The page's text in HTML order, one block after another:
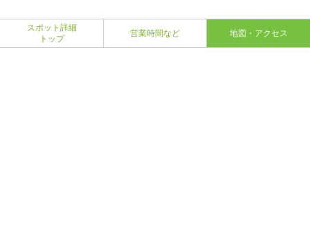
スポット詳細
トップ
営業時間など 地図・アクセス